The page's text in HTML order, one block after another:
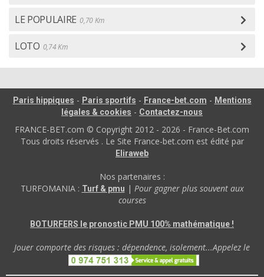
LE POPULAIRE 0,70 Km
LOTO 0,74 Km
Paris hippiques - Paris sportifs - France-bet.com - Mentions
légales & cookies - Contactez-nous
FRANCE-BET.com © Copyright 2012 - 2026 - France-Bet.com
Tous droits réservés . Le Site France-bet.com est édité par
Eliraweb
Nos partenaires :
TURFOMANIA : Turf & pmu | Pour gagner plus souvent aux
courses
BOTURFERS le pronostic PMU 100% mathématique !
Jouer comporte des risques : dépendence, isolement...Appelez le